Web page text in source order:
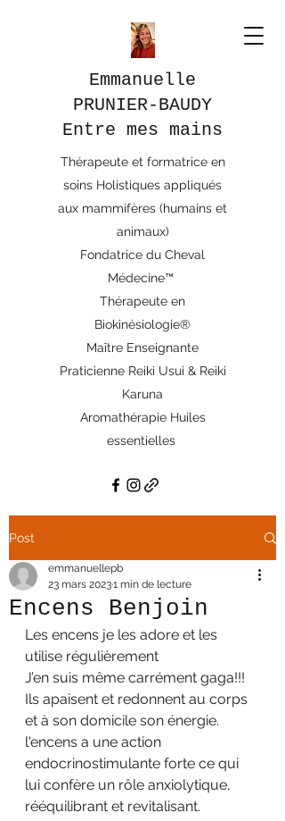
Emmanuelle
PRUNIER-BAUDY
Entre mes mains
Thérapeute et formatrice en
soins Holistiques appliqués
aux mammifères (humains et
animaux)
Fondatrice du Cheval
Médecine™
Thérapeute en
Biokinésiologie®
Maître Enseignante
Praticienne Reiki Usui & Reiki
Karuna
Aromathérapie Huiles
essentielles
Post
Encens Benjoin
emmanuellepb
23 mars 20231 min de lecture
Les encens je les adore et les
utilise régulièrement
J’en suis même carrément gaga!!!
Ils apaisent et redonnent au corps
et à son domicile son énergie.
l'encens a une action
endocrinostimulante forte ce qui
lui confère un rôle anxiolytique,
rééquilibrant et revitalisant.